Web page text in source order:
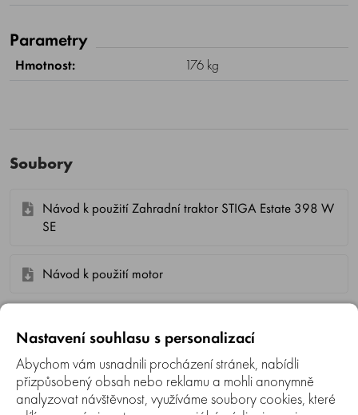
Parametry
Hmotnost: 176 kg
Soubory
Návod k použití Zahradní traktor STIGA Estate 398 W
SE
Návod k použití motor
Související
Nastavení souhlasu s personalizací
Abychom vám usnadnili procházení stránek, nabídli
přizpůsobený obsah nebo reklamu a mohli anonymně
analyzovat návštěvnost, využíváme soubory cookies, které